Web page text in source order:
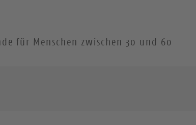
für Menschen zwischen 30 und 60